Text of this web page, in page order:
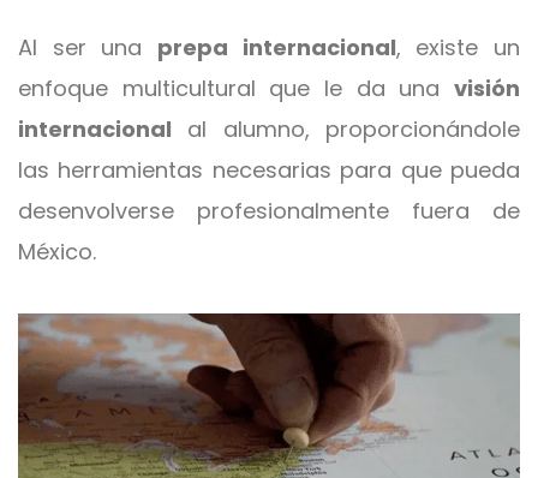
Al ser una prepa internacional, existe un
enfoque multicultural que le da una visión
internacional al alumno, proporcionándole
las herramientas necesarias para que pueda
desenvolverse profesionalmente fuera de
México.